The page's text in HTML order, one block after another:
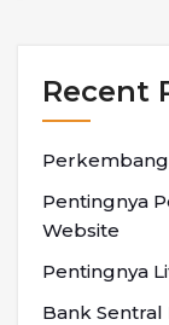
Recent
Pentingnya
Website
Pentingnya
Bank